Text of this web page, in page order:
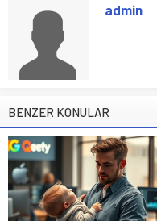
admin
BENZER KONULAR